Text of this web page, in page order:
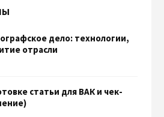
дело: технологии,
отрасли
статьи для ВАК и чек-